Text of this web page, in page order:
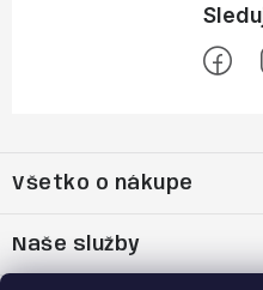
p
t
Všetko o nákupe
Naše služby